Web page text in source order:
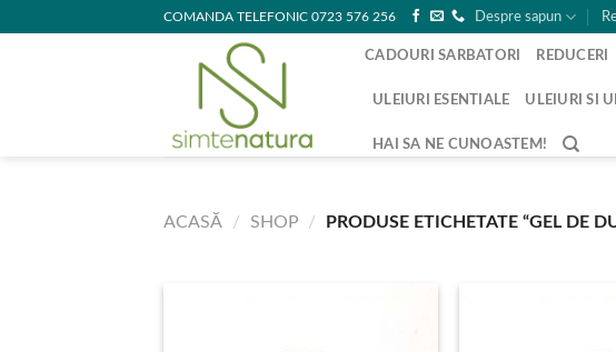
COMANDA TELEFONIC 0723 576 256 Despre sapun
CADOURI SARBATORI REDUCERI
ULEIURI ESENTIALE ULEIURI SI
HAI SA NE CUNOASTEM!
ACASĂ / SHOP / PRODUSE ETICHETATE “GEL DE